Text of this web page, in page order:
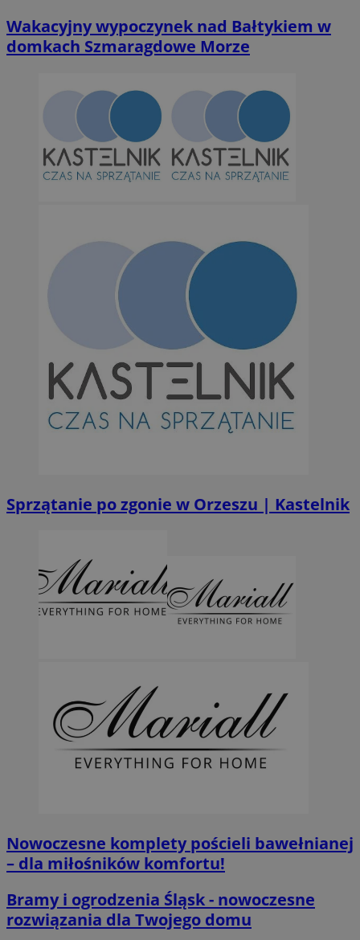
Wakacyjny wypoczynek nad Bałtykiem w
domkach Szmaragdowe Morze
Sprzątanie po zgonie w Orzeszu | Kastelnik
Nowoczesne komplety pościeli bawełnianej
– dla miłośników komfortu!
Bramy i ogrodzenia Śląsk - nowoczesne
rozwiązania dla Twojego domu